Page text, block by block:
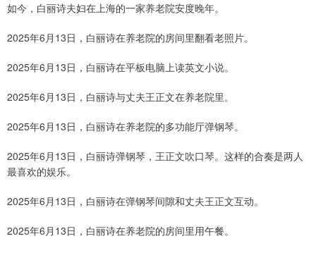
如今，白丽诗夫妇在上海的一家养老院安度晚年。
2025年6月13日，白丽诗在养老院的房间里翻看老照片。
2025年6月13日，白丽诗在平板电脑上读英文小说。
2025年6月13日，白丽诗与丈夫王正文在养老院里。
2025年6月13日，白丽诗在养老院的多功能厅弹钢琴。
2025年6月13日，白丽诗弹钢琴，王正文吹口琴。这样的合奏是两人
最喜欢的娱乐。
2025年6月13日，白丽诗在弹钢琴间隙和丈夫王正文互动。
2025年6月13日，白丽诗在养老院的房间里用午餐。